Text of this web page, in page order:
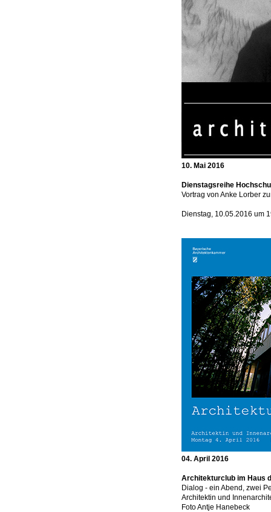
10. Mai 2016
Dienstagsreihe
Vortrag von Anke Lorber
Dienstag, 10.05.2016 um
04. April 2016
Architekturclub im Haus
Dialog - ein Abend, zwei
Architektin und
Foto Antje Hanebeck